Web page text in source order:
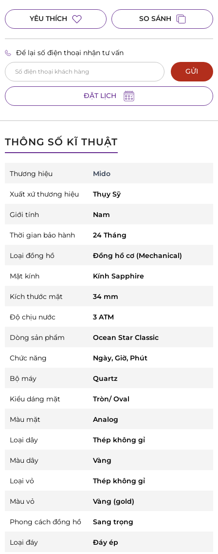
YÊU THÍCH SO SÁNH
Để lại số điện thoại nhận tư vấn
GỬI
ĐẶT LỊCH
THÔNG SỐ KĨ THUẬT
Thương hiệu Mido
Xuất xứ thương hiệu Thụy Sỹ
Giới tính Nam
Thời gian bảo hành 24 Tháng
Loại đồng hồ Đồng hồ cơ (Mechanical)
Mặt kính Kính Sapphire
Kích thước mặt 34 mm
Độ chịu nước 3 ATM
Dòng sản phẩm Ocean Star Classic
Chức năng Ngày, Giờ, Phút
Bộ máy Quartz
Kiểu dáng mặt Tròn/ Oval
Màu mặt Analog
Loại dây Thép không gỉ
Màu dây Vàng
Loại vỏ Thép không gỉ
Màu vỏ Vàng (gold)
Phong cách đồng hồ Sang trọng
Loại đáy Đáy ép